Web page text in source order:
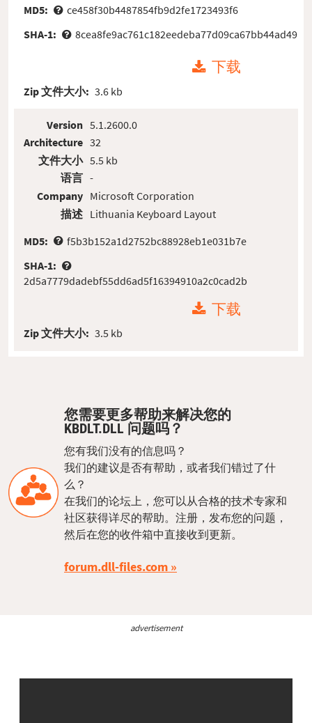
MD5:
ce458f30b4487854fb9d2fe1723493f6
SHA-1:
8cea8fe9ac761c182eedeba77d09ca67bb44ad49
下载
Zip 文件大小: 3.6 kb
Version
Architecture
文件大小
语言
Company
描述
5.1.2600.0
32
5.5 kb
-
Microsoft Corporation
Lithuania Keyboard Layout
MD5:
f5b3b152a1d2752bc88928eb1e031b7e
SHA-1:
2d5a7779dadebf55dd6ad5f16394910a2c0cad2b
下载
Zip 文件大小: 3.5 kb
您需要更多帮助来解决您的
KBDLT.DLL 问题吗？
您有我们没有的信息吗？
我们的建议是否有帮助，或者我们错过了什
么？
在我们的论坛上，您可以从合格的技术专家和
社区获得详尽的帮助。注册，发布您的问题，
然后在您的收件箱中直接收到更新。
forum.dll-files.com
advertisement